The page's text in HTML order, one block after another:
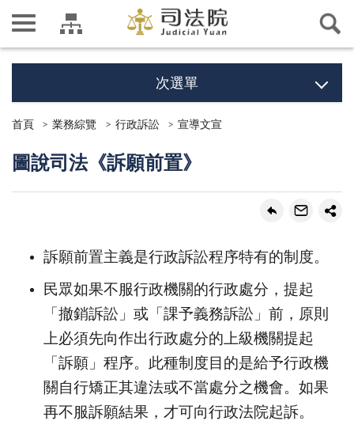
次選單
首頁 業務綜覽 行政訴訟 宣導文宣
圖說司法《訴願前置》
訴願前置主義是行政訴訟程序特有的制度。
民眾如果不服行政機關的行政處分，提起
「撤銷訴訟」或「課予義務訴訟」前，原則
上必須先向作出行政處分的上級機關提起
「訴願」程序。此種制度目的是給予行政機
關自行矯正其違法或不當處分之機會。如果
再不服訴願結果，才可向行政法院起訴。